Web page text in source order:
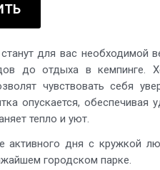
для вас необходимой
до отдыха в кемпинге.
чувствовать себя
опускается, обеспечивая
тепло и уют.
активного дня с кружкой
городском парке.